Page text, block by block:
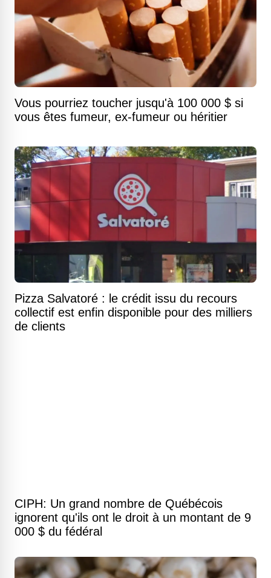
Vous pourriez toucher jusqu'à 100 000 $ si
vous êtes fumeur, ex-fumeur ou héritier
Pizza Salvatoré : le crédit issu du recours
collectif est enfin disponible pour des milliers
de clients
CIPH: Un grand nombre de Québécois
ignorent qu'ils ont le droit à un montant de 9
000 $ du fédéral